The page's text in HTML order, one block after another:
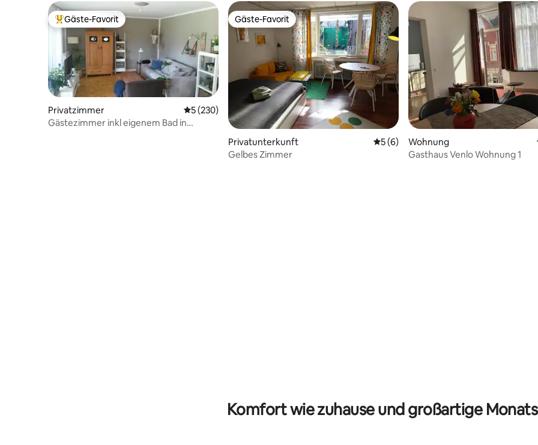
Beliebter Gäste-Favorit.
Gäste-Favorit
Privatzimmer Durchschnittliche Bewertung: 5 von 5, 230 Bewertungen
5 (230)
Gästezimmer inkl eigenem Bad in
Gäste-Favorit
Gäste-Favorit
Privatunterkunft Durchschnittliche Bewertung: 5 von 5,
5 (6)
Gelbes Zimmer
Wohnung
Gasthaus Venlo Wohnung 1
Komfort wie zuhause und großartige